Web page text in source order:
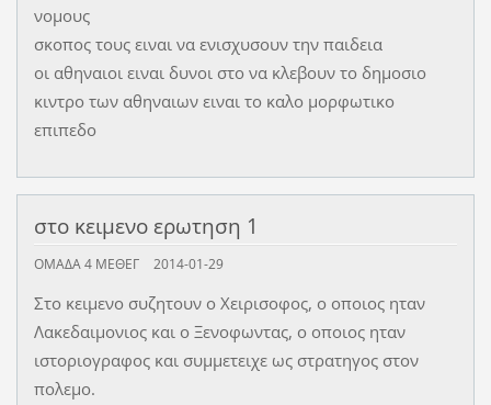
νομους
σκοπος τους ειναι να ενισχυσουν την παιδεια
οι αθηναιοι ειναι δυνοι στο να κλεβουν το δημοσιο
κιντρο των αθηναιων ειναι το καλο μορφωτικο
επιπεδο
στο κειμενο ερωτηση 1
ΟΜΑΔΑ 4 ΜΕΘΕΓ 2014-01-29
Στο κειμενο συζητουν ο Χειρισοφος, ο οποιος ηταν
Λακεδαιμονιος και ο Ξενοφωντας, ο οποιος ηταν
ιστοριογραφος και συμμετειχε ως στρατηγος στον
πολεμο.